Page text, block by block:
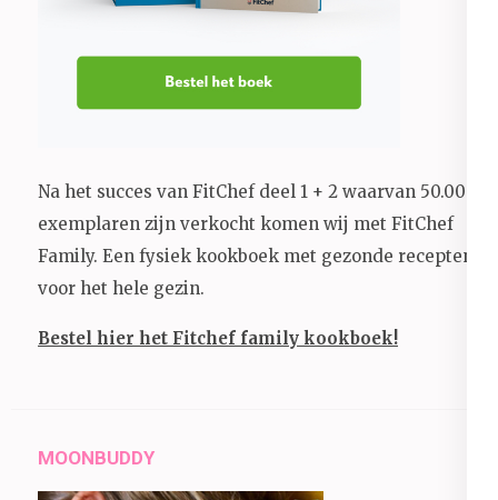
Na het succes van FitChef deel 1 + 2 waarvan 50.000+
exemplaren zijn verkocht komen wij met FitChef
Family. Een fysiek kookboek met gezonde recepten
voor het hele gezin.
Bestel hier het Fitchef family kookboek!
MOONBUDDY